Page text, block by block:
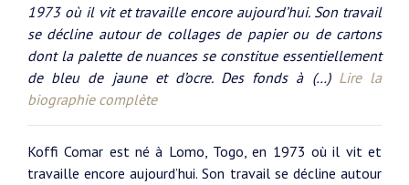
1973 où il vit et travaille encore aujourd’hui. Son travail
se décline autour de collages de papier ou de cartons
dont la palette de nuances se constitue essentiellement
de bleu de jaune et d’ocre. Des fonds à (…) Lire la
biographie complète
Koffi Comar est né à Lomo, Togo, en 1973 où il vit et
travaille encore aujourd’hui. Son travail se décline autour